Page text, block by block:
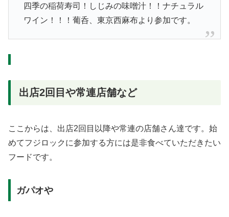
四季の稲荷寿司！しじみの味噌汁！！ナチュラル
ワイン！！！葡呑、東京西麻布より参加です。
出店2回目や常連店舗など
ここからは、出店2回目以降や常連の店舗さん達です。始
めてフジロックに参加する方には是非食べていただきたい
フードです。
ガパオや